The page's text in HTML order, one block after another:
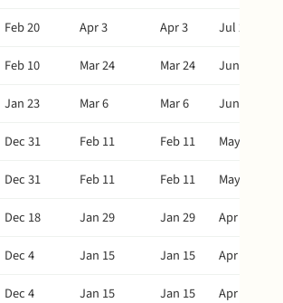
Feb 20 Apr 3 Apr 3
Jul 2
Feb 10 Mar 24 Mar 24
Jun 22
Jan 23 Mar 6 Mar 6
Jun 4
Dec 31 Feb 11 Feb 11
May 12
Dec 31 Feb 11 Feb 11
May 12
Dec 18 Jan 29 Jan 29
Apr 29
Dec 4 Jan 15 Jan 15
Apr 15
Dec 4 Jan 15 Jan 15 Apr 15